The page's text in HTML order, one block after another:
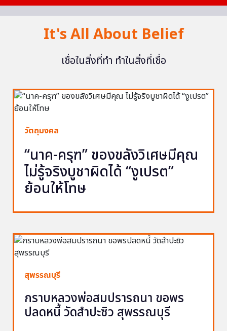
It's All About Belief
เชื่อในสิ่งที่ทำ ทำในสิ่งที่เชื่อ
วัตถุมงคล
“นาค-ครุฑ” ของขลังวิเศษมีคุณ
ไม่รู้จริงบูชาผิดได้ “งูเปรต”
ย้อนให้โทษ
สุพรรณบุรี
กราบหลวงพ่อสมปรารถนา ขอพร
ปลดหนี้ วัดสำปะซิว สุพรรณบุรี